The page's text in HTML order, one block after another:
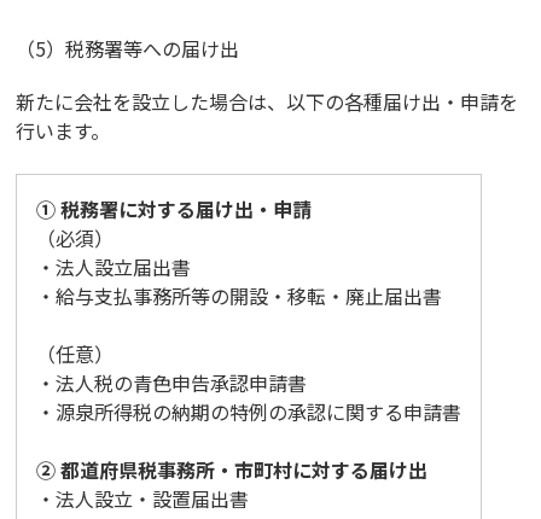
（5）税務署等への届け出
新たに会社を設立した場合は、以下の各種届け出・申請を
行います。
① 税務署に対する届け出・申請
（必須）
・法人設立届出書
・給与支払事務所等の開設・移転・廃止届出書
（任意）
・法人税の青色申告承認申請書
・源泉所得税の納期の特例の承認に関する申請書
② 都道府県税事務所・市町村に対する届け出
・法人設立・設置届出書